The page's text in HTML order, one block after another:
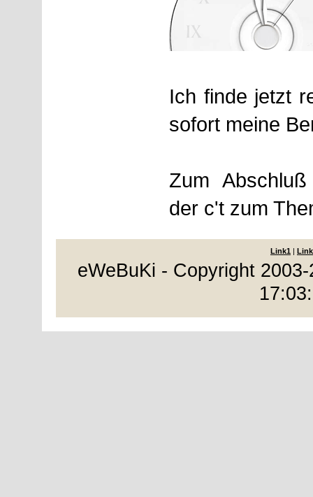
Ich finde jetzt
sofort meine
Zum
der c't zum
Link1 |
eWeBuKi - Copyright